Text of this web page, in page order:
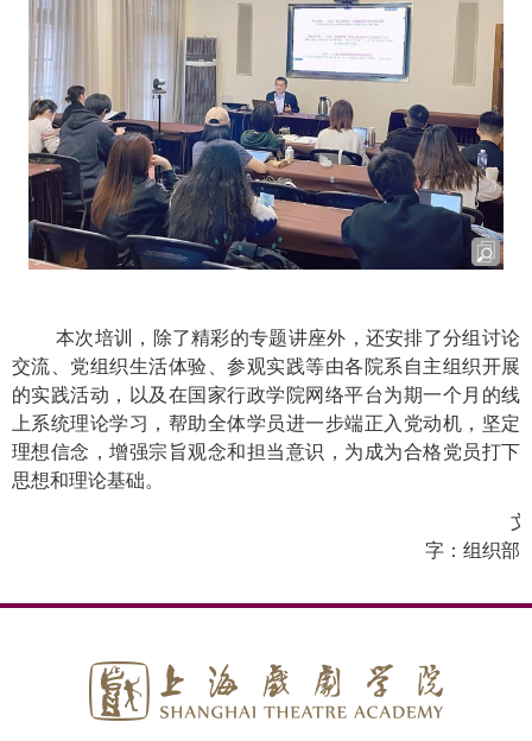
本次培训，除了精彩的专题讲座外，还安排了分组讨论
交流、党组织生活体验、参观实践等由各院系自主组织开展
的实践活动，以及在国家行政学院网络平台为期一个月的线
上系统理论学习，帮助全体学员进一步端正入党动机，坚定
理想信念，增强宗旨观念和担当意识，为成为合格党员打下
思想和理论基础。
文
字：组织部